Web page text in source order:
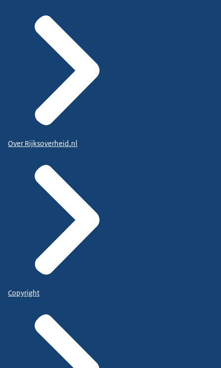
Over Rijksoverheid.nl
Copyright